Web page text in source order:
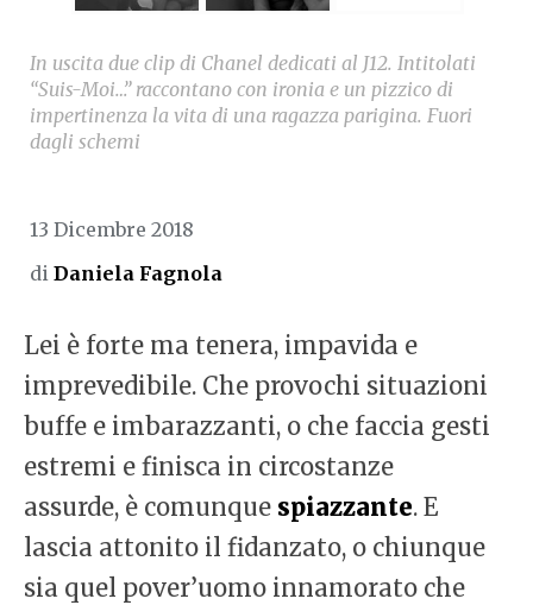
In uscita due clip di Chanel dedicati al J12. Intitolati
“Suis-Moi…” raccontano con ironia e un pizzico di
impertinenza la vita di una ragazza parigina. Fuori
dagli schemi
13 Dicembre 2018
di Daniela Fagnola
Lei è forte ma tenera, impavida e
imprevedibile. Che provochi situazioni
buffe e imbarazzanti, o che faccia gesti
estremi e finisca in circostanze
assurde, è comunque spiazzante. E
lascia attonito il fidanzato, o chiunque
sia quel pover’uomo innamorato che